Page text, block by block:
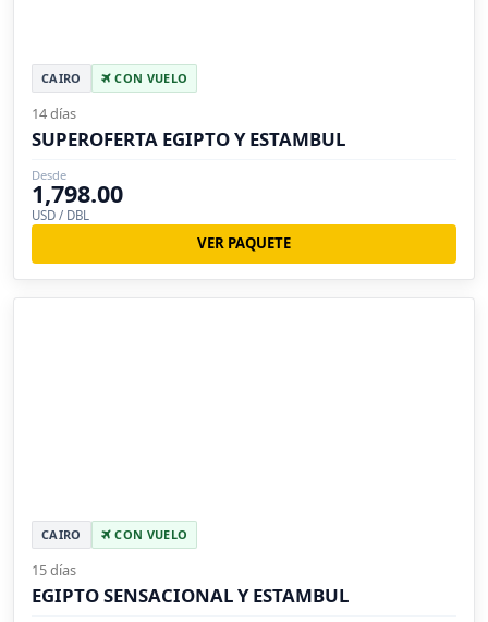
CAIRO CON VUELO
14 días
SUPEROFERTA EGIPTO Y ESTAMBUL
Desde
1,798.00
USD / DBL
VER PAQUETE
CAIRO CON VUELO
15 días
EGIPTO SENSACIONAL Y ESTAMBUL